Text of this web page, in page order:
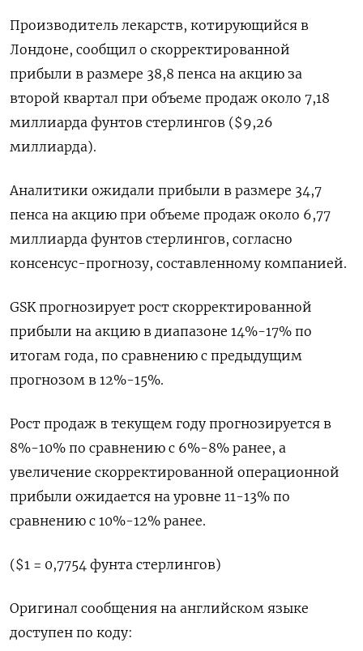
Производитель лекарств, котирующийся в
Лондоне, сообщил о скорректированной
прибыли в размере 38,8 пенса на акцию за
второй квартал при объеме продаж около 7,18
миллиарда фунтов стерлингов ($9,26
миллиарда).
Аналитики ожидали прибыли в размере 34,7
пенса на акцию при объеме продаж около 6,77
миллиарда фунтов стерлингов, согласно
консенсус-прогнозу, составленному компанией.
GSK прогнозирует рост скорректированной
прибыли на акцию в диапазоне 14%-17% по
итогам года, по сравнению с предыдущим
прогнозом в 12%-15%.
Рост продаж в текущем году прогнозируется в
8%-10% по сравнению с 6%-8% ранее, а
увеличение скорректированной операционной
прибыли ожидается на уровне 11-13% по
сравнению с 10%-12% ранее.
($1 = 0,7754 фунта стерлингов)
Оригинал сообщения на английском языке
доступен по коду: